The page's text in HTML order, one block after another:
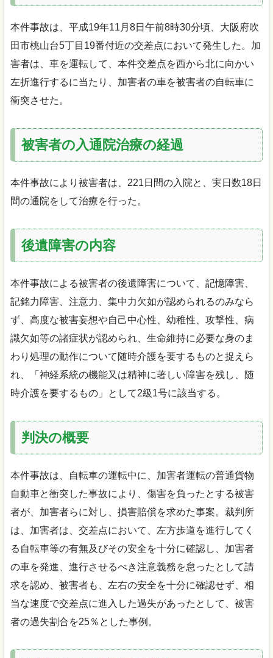
本件事故は、平成19年11月8日午前8時30分頃、大阪府吹
田市桃山台5丁目19番付近の交差点において発生した。加
害者は、車を運転して、本件交差点を西から北に向かい
左折進行するに当たり、加害者の車を被害者の自転車に
衝突させた。
被害者の入通院治療の経過
本件事故により被害者は、221日間の入院と、実日数18日
間の通院をして治療を行った。
後遺障害の内容
本件事故による被害者の後遺障害について、記憶障害、
記銘力障害、注意力、集中力欠如が認められるのみなら
ず、高度な被害妄想や自己中心性、幼稚性、攻撃性、病
識欠如等の諸症状が認められ、生命維持に必要な身のま
わり処理の動作について随時介護を要するものと捉えら
れ、「神経系統の機能又は精神に著しい障害を残し、随
時介護を要するもの」として2級1号に該当する。
判決の概要
本件事故は、自転車の運転中に、加害者運転の普通貨物
自動車と衝突した事故により、傷害を負ったとする被害
者が、加害者らに対し、損害賠償を求めた事案。裁判所
は、加害者は、交差点において、左方歩道を進行してく
る自転車等の有無及びその安全を十分に確認し、加害者
の車を発進、進行させるべき注意義務を怠ったとして請
求を認め、被害者も、左右の安全を十分に確認せず、相
当な速度で交差点に進入した過失があったとして、被害
者の過失割合を25％とした事例。